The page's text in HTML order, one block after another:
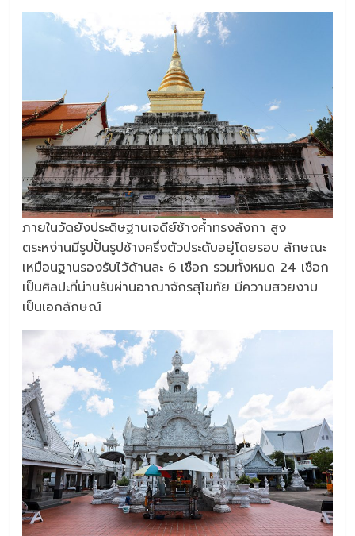
ภายในวัดยังประดิษฐานเจดีย์ช้างค้ำทรงลังกา สูง
ตระหง่านมีรูปปั้นรูปช้างครึ่งตัวประดับอยู่โดยรอบ ลักษณะ
เหมือนฐานรองรับไว้ด้านละ 6 เชือก รวมทั้งหมด 24 เชือก
เป็นศิลปะที่น่านรับผ่านอาณาจักรสุโขทัย มีความสวยงาม
เป็นเอกลักษณ์